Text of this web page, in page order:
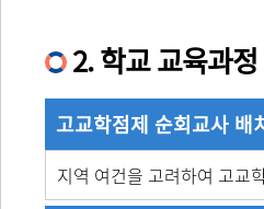
2. 학교 교육과
고교학점제 순회교사 배
지역 여건을 고려하여 고교